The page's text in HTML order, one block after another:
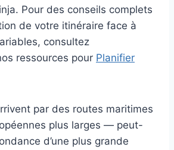
Pour des conseils complets
de votre itinéraire face à
consultez
ressources pour Planifier
par des routes maritimes
plus larges — peut-
d’une plus grande